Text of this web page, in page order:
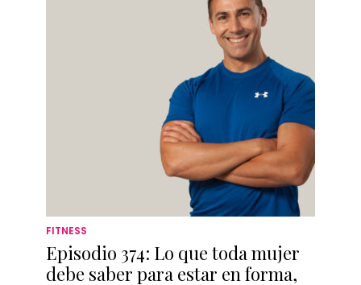
FITNESS
Episodio 374: Lo que toda mujer
debe saber para estar en forma,